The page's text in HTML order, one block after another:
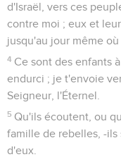
d'Israël, vers ces
contre moi ; eux et
jusqu'au jour même où
4 Ce sont des enfants
endurci ; je t'envoie
Seigneur, l'Éternel.
5 Qu'ils écoutent, ou
famille de rebelles, -
d'eux.